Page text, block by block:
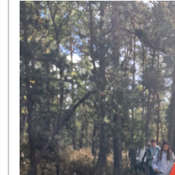
Cílem projektu bylo přiblížit basketbal
prvního stupně základních škol (děti 1.
Díky vybraným pohybovým aktivitám
věku poskytnout dětem pozitivní
a v neposlední řadě i vybavit
zpracovanou metodikou basketbalu
a basketbalovými míči.